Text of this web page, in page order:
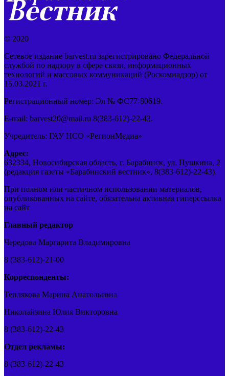
© 2020
Сетевое издание barvest.ru зарегистрировано Федеральной
службой по надзору в сфере связи, информационных
технологий и массовых коммуникаций (Роскомнадзор) от
15.03.2021 г.
Регистрационный номер: Эл № ФС77-80619.
E-mail: barvest20@mail.ru 8(383-612)-22-43.
Учредитель: ГАУ НСО «РегионМедиа»
Адрес:
632334, Новосибирская область, г. Барабинск, ул. Пушкина, 2
(редакция газеты «Барабинский вестник», 8(383-612)-22-43).
При полном или частичном использовании материалов,
опубликованных на сайте, обязательна активная гиперссылка
на сайт
Главный редактор
Чередова Маргарита Владимировна
8 (383-612)-21-00
Корреспонденты:
Теплякова Марина Анатольевна
Николайзина Юлия Викторовна
8 (383-612)-22-43
Отдел рекламы:
8 (383-612)-22-43